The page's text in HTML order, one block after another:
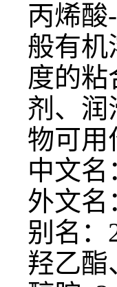
丙烯酸
般有机
度的
剂、润
物可用
中文名
外文名
别名：
羟乙酯